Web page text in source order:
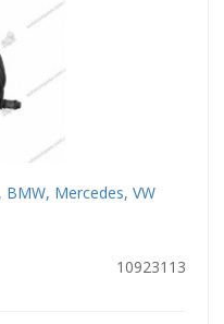
Mercedes, VW
10923113